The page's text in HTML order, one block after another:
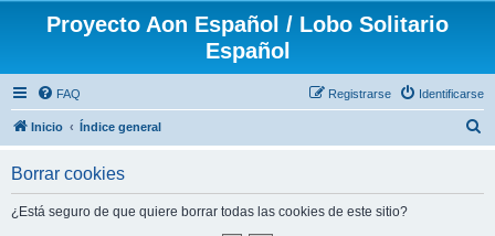
Proyecto Aon Español / Lobo Solitario
Español
FAQ Identificarse
Registrarse
Inicio Índice general
Borrar cookies
¿Está seguro de que quiere borrar todas las cookies de este sitio?